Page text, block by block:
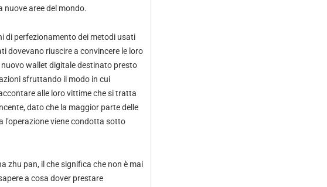
nuove aree del mondo.
di perfezionamento dei metodi usati
dovevano riuscire a convincere le loro
wallet digitale destinato presto
sfruttando il modo in cui
alle loro vittime che si tratta
dato che la maggior parte delle
l’operazione viene condotta sotto
zhu pan, il che significa che non è mai
a cosa dover prestare